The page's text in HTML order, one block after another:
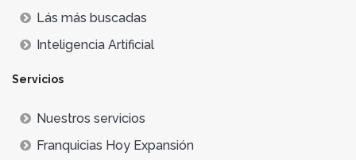
Lás más buscadas
Inteligencia Artificial
Servicios
Nuestros servicios
Franquicias Hoy Expansión